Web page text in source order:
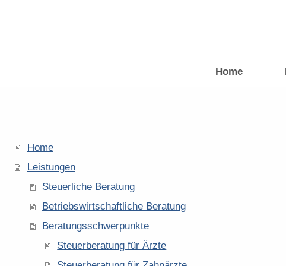
Home
Home
Leistungen
Steuerliche Beratung
Betriebswirtschaftliche Beratung
Beratungsschwerpunkte
Steuerberatung für Ärzte